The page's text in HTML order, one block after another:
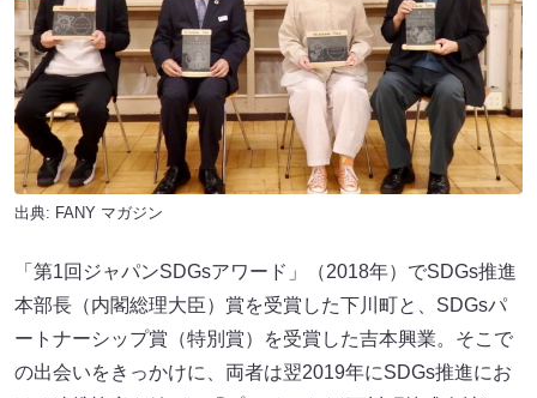
出典: FANY マガジン
「第1回ジャパンSDGsアワード」（2018年）でSDGs推進
本部長（内閣総理大臣）賞を受賞した下川町と、SDGsパ
ートナーシップ賞（特別賞）を受賞した吉本興業。そこで
の出会いをきっかけに、両者は翌2019年にSDGs推進にお